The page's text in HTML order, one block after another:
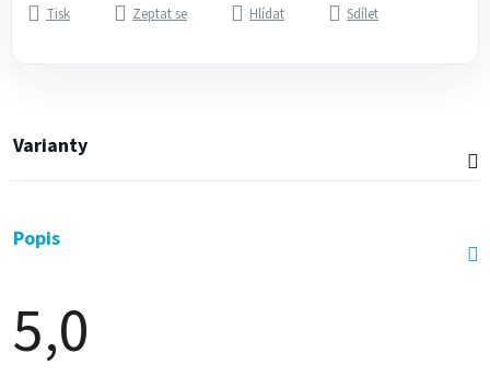
Tisk Zeptat se Hlídat Sdílet
Varianty
Popis
5,0